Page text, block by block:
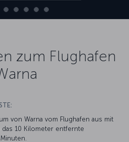
zum Flughafen
von Warna vom Flughafen aus mit
10 Kilometer entfernte